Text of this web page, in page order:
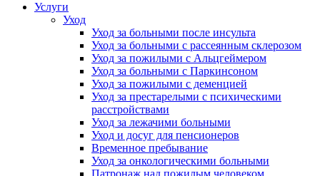
Услуги
Уход
Уход за больными после инсульта
Уход за больными с рассеянным склерозом
Уход за пожилыми с Альцгеймером
Уход за больными с Паркинсоном
Уход за пожилыми с деменцией
Уход за престарелыми с психическими
расстройствами
Уход за лежачими больными
Уход и досуг для пенсионеров
Временное пребывание
Уход за онкологическими больными
Патронаж над пожилым человеком